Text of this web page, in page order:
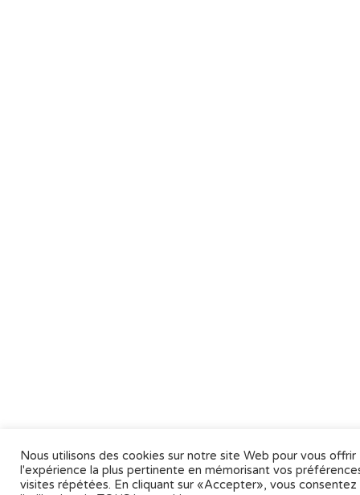
Nous utilisons des cookies sur notre site Web pour vous offrir
l'expérience la plus pertinente en mémorisant vos
visites répétées. En cliquant sur «Accepter», vous consentez